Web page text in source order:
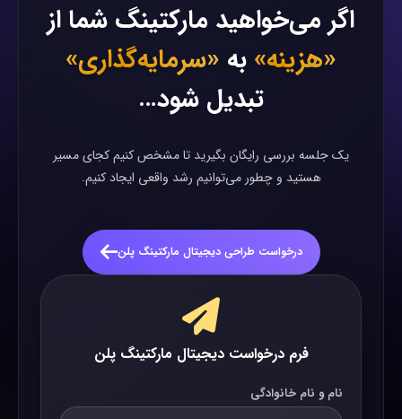
اگر می‌خواهید مارکتینگ شما از
«هزینه» به «سرمایه‌گذاری»
تبدیل شود…
یک جلسه بررسی رایگان بگیرید تا مشخص کنیم کجای مسیر
هستید و چطور می‌توانیم رشد واقعی ایجاد کنیم.
درخواست طراحی دیجیتال مارکتینگ پلن
فرم درخواست دیجیتال مارکتینگ پلن
نام و نام خانوادگی